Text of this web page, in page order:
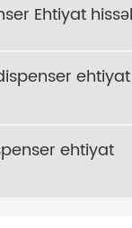
Ehtiyat
ehtiyat
ehtiyat